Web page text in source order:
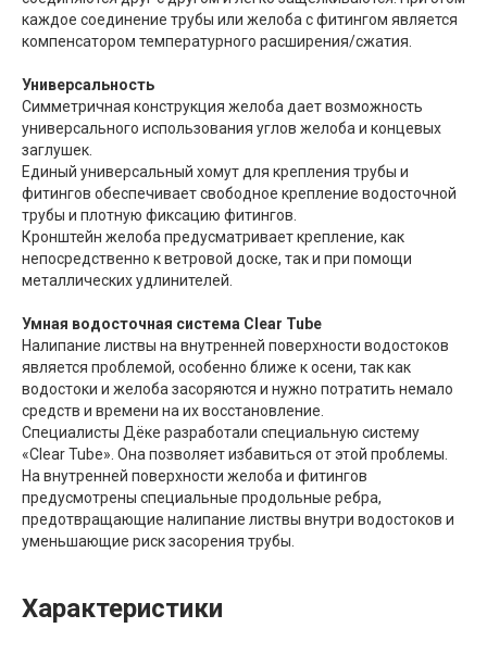
каждое соединение трубы или желоба с фитингом является
компенсатором температурного расширения/сжатия.
Универсальность
Симметричная конструкция желоба дает возможность
универсального использования углов желоба и концевых
заглушек.
Единый универсальный хомут для крепления трубы и
фитингов обеспечивает свободное крепление водосточной
трубы и плотную фиксацию фитингов.
Кронштейн желоба предусматривает крепление, как
непосредственно к ветровой доске, так и при помощи
металлических удлинителей.
Умная водосточная система Clear Tube
Налипание листвы на внутренней поверхности водостоков
является проблемой, особенно ближе к осени, так как
водостоки и желоба засоряются и нужно потратить немало
средств и времени на их восстановление.
Специалисты Дёке разработали специальную систему
«Clear Tube». Она позволяет избавиться от этой проблемы.
На внутренней поверхности желоба и фитингов
предусмотрены специальные продольные ребра,
предотвращающие налипание листвы внутри водостоков и
уменьшающие риск засорения трубы.
Характеристики